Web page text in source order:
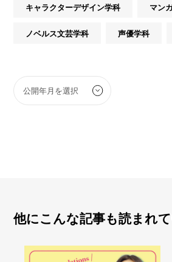
キャラクターデザイン学科 マン
ノベルス文芸学科 声優学科
他にこんな記事も読まれ